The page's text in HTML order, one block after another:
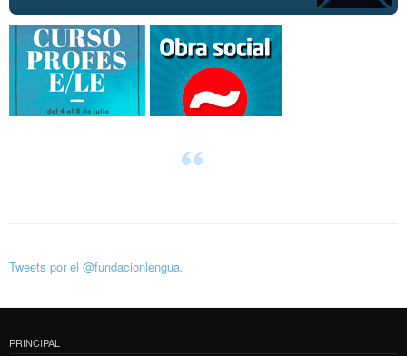
Tweets por el @fundacionlengua.
PRINCIPAL